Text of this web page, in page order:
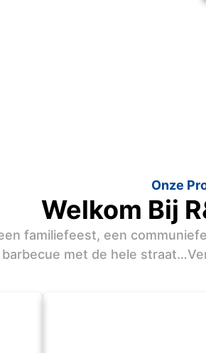
Onze
Welkom Bij
familiefeest, een
barbecue met de hele